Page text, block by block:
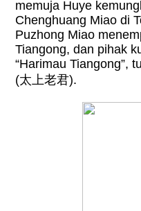
memuja Huye
Chenghuang Miao di
Puzhong Miao
Tiangong, dan pihak
“Harimau Tiangong”,
(太上老君).